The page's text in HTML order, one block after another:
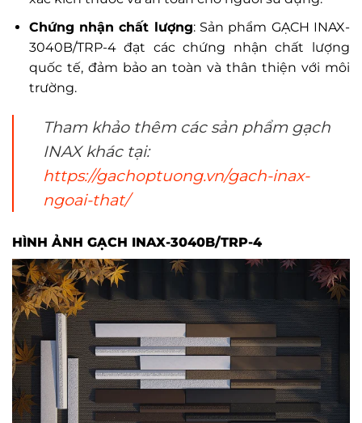
Chứng nhận chất lượng: Sản phẩm GẠCH INAX-
3040B/TRP-4 đạt các chứng nhận chất lượng
quốc tế, đảm bảo an toàn và thân thiện với môi
trường.
Tham khảo thêm các sản phẩm gạch
INAX khác tại:
https://gachoptuong.vn/gach-inax-
ngoai-that/
HÌNH ẢNH GẠCH INAX-3040B/TRP-4